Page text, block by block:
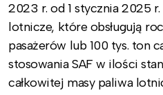
2023 r. od 1 stycznia 2025
lotnicze, które obsługują
pasażerów lub 100 tys. ton
stosowania SAF w ilości
całkowitej masy paliwa